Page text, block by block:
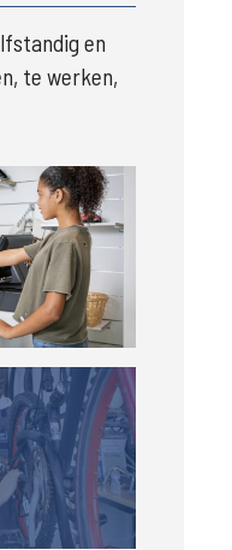
en
te werken,